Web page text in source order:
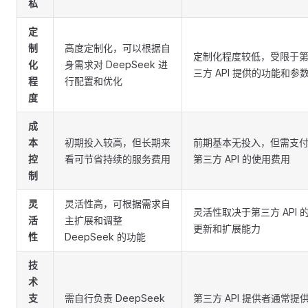
私
定
制
化
程
度
高度定制化，可以根据自
身需求对 DeepSeek 进
行配置和优化
定制化程度较低，受限于第
三方 API 提供的功能和参
成
本
控
制
初期投入较高，但长期来
看可节省持续的服务费用
前期基本无投入，但需支付
第三方 API 的使用费用
灵
活
性
灵活性高，可根据需求自
主扩展和调整
DeepSeek 的功能
灵活性取决于第三方 API
更新和扩展能力
技
术
支
需自行负责 DeepSeek
第三方 API 提供者通常提